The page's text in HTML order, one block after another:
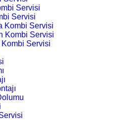
Servisi
Servisi
Kombi Servisi
Kombi Servisi
Kombi Servisi